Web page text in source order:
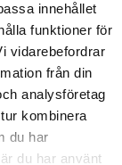
innehållet
funktioner för
vidarebefordrar
från din
analysföretag
kombinera
du har
du har använt
Add to
35